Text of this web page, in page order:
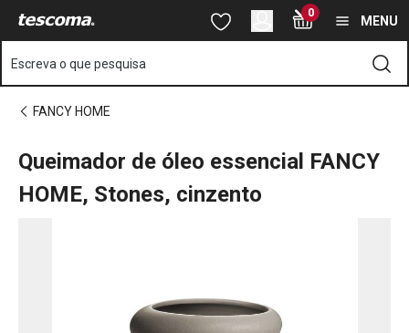
Está na página Queimador de óleo essencial FANCY HOME,
Saltar para o conteúdo principal
Saltar para a pesquisa
Saltar para a navegação 0
MENU
Escreva o que pesquisa
FANCY HOME
Queimador de óleo essencial FANCY
HOME, Stones, cinzento